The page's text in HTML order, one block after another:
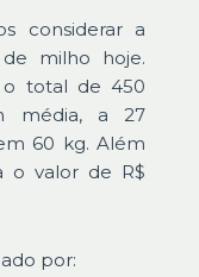
considerar a
milho hoje.
o total de 450
média, a 27
60 kg. Além
o valor de R$
por: